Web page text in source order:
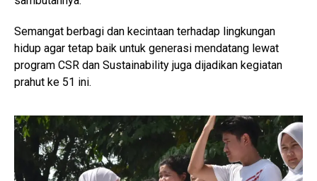
Semangat berbagi dan kecintaan terhadap lingkungan
hidup agar tetap baik untuk generasi mendatang lewat
program CSR dan Sustainability juga dijadikan kegiatan
prahut ke 51 ini.